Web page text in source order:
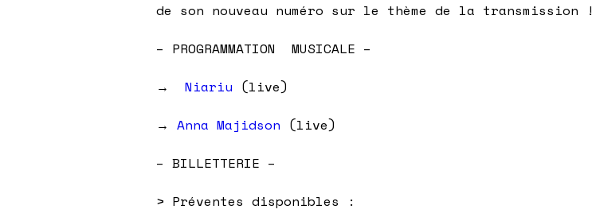
de son nouveau numéro sur le thème de la transmission !
– PROGRAMMATION MUSICALE –
→ Niariu (live)
→ Anna Majidson (live)
– BILLETTERIE –
> Préventes disponibles :